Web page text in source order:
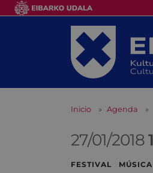
Inicio Agenda
27/01/2018
FESTIVAL